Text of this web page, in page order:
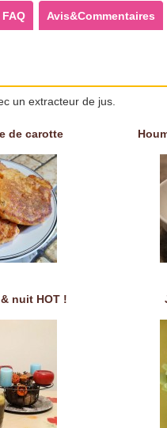
FAQ Avis&Commentaires
un extracteur de jus.
de carotte
nuit HOT !